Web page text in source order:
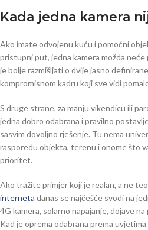
Kada jedna kamera
Ako imate odvojenu kuću i pomoćni
pristupni put, jedna kamera možda
je bolje razmišljati o dvije jasno
kompromisnom kadru koji sve vidi
S druge strane, za manju vikendicu ili
jedna dobro odabrana i pravilno
sasvim dovoljno rješenje. Tu nema
rasporedu objekta, terenu i onome što
prioritet.
Ako tražite primjer koji je realan, a ne
interneta danas se najčešće svodi na
4G kamera, solarno napajanje, dojave
Kad je oprema odabrana prema